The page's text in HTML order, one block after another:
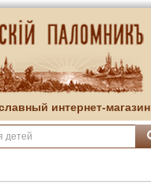
интернет-магазин